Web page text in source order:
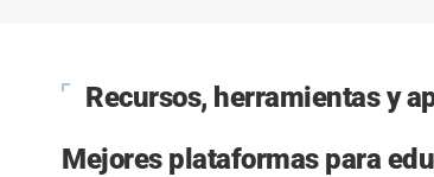
Recursos, herramientas y
Mejores plataformas para